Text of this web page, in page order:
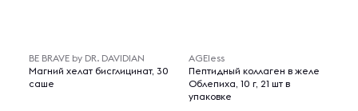
BE BRAVE by DR. DAVIDIAN
Магний хелат бисглицинат, 30
саше
AGEless
Пептидный коллаген в желе
Облепиха, 10 г, 21 шт в
упаковке